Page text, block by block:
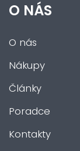
O NÁS
O nás
Nákupy
Články
Poradce
Kontakty